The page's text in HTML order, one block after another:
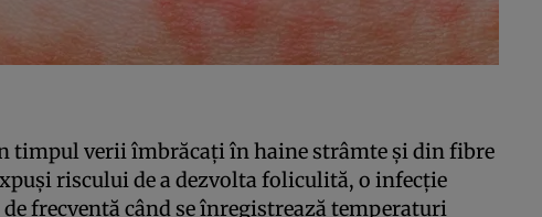
timpul verii îmbrăcaţi în haine strâmte şi din fibre
riscului de a dezvolta foliculită, o infecţie
frecventă când se înregistrează temperaturi